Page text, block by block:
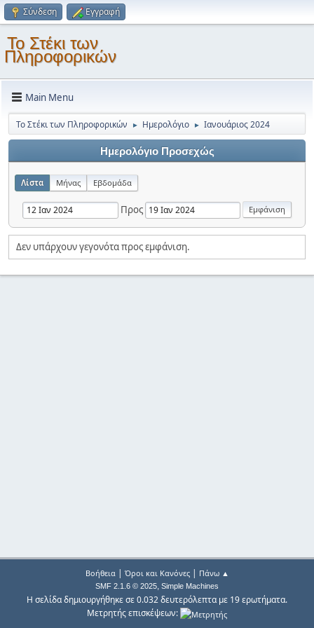
Σύνδεση Εγγραφή
Το Στέκι των
Πληροφορικών
Main Menu
Το Στέκι των Πληροφορικών ► Ημερολόγιο ► Ιανουάριος 2024
Ημερολόγιο Προσεχώς
Λίστα Μήνας Εβδομάδα
Προς
Δεν υπάρχουν γεγονότα προς εμφάνιση.
Βοήθεια| Όροι και Κανόνες| Πάνω ▲
SMF 2.1.6 © 2025, Simple Machines
Η σελίδα δημιουργήθηκε σε 0.032 δευτερόλεπτα με 19 ερωτήματα.
Μετρητής επισκέψεων: